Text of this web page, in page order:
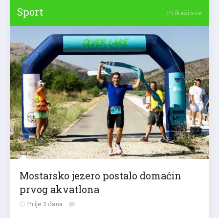
Sport Prikaži sve
Mostarsko jezero postalo domaćin
prvog akvatlona
Prije 2 dana